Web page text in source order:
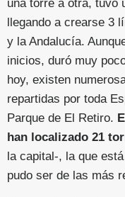
una torre a otra, tuvo
llegando a crearse 3
y la Andalucía.
inicios, duró muy
hoy, existen
repartidas por toda
Parque de El Retiro.
han localizado 21
la capital-, la que
pudo ser de las más